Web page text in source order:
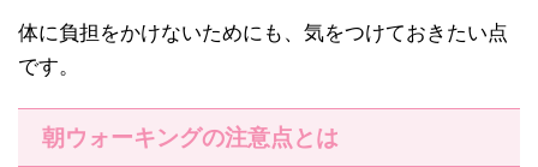
体に負担をかけないためにも、気をつけておきたい点
です。
朝ウォーキングの注意点とは